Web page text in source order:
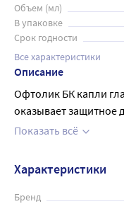
Объем (мл)
В упаковке
Срок годности
Все характеристики
Описание
Офтолик БК капли глазные -
оказывает защитное
пониженной
спирт и повидон
уменьшает
вещества снижают
Показать всё
Характеристики
Бренд